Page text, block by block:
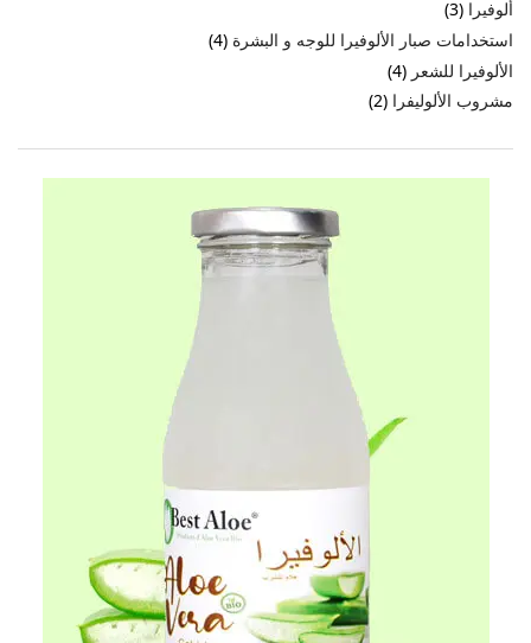
ألوفيرا (3)
استخدامات صبار الألوفيرا للوجه و البشرة (4)
الألوفيرا للشعر (4)
مشروب الألوليفرا (2)